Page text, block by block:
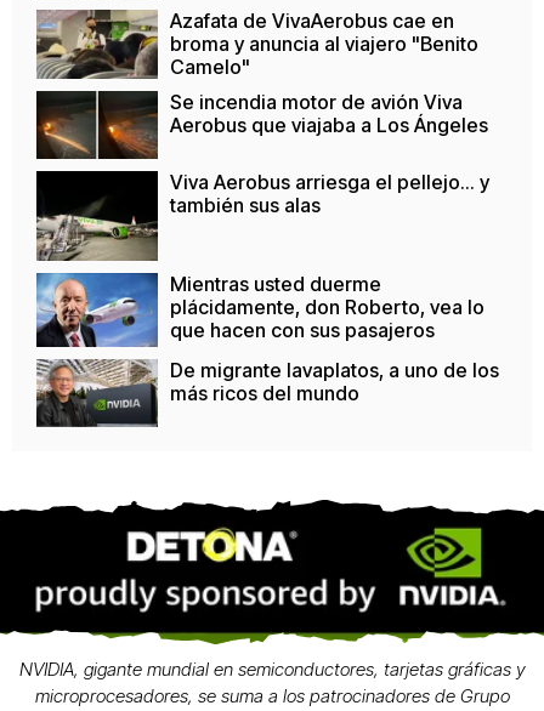
Azafata de VivaAerobus cae en
broma y anuncia al viajero "Benito
Camelo"
Se incendia motor de avión Viva
Aerobus que viajaba a Los Ángeles
Viva Aerobus arriesga el pellejo... y
también sus alas
Mientras usted duerme
plácidamente, don Roberto, vea lo
que hacen con sus pasajeros
De migrante lavaplatos, a uno de los
más ricos del mundo
NVIDIA, gigante mundial en semiconductores, tarjetas gráficas y
microprocesadores, se suma a los patrocinadores de Grupo